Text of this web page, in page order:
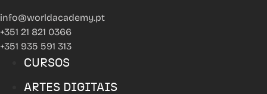
info@worldacademy.pt
+351 21 821 0366
+351 935 591 313
CURSOS
ARTES DIGITAIS